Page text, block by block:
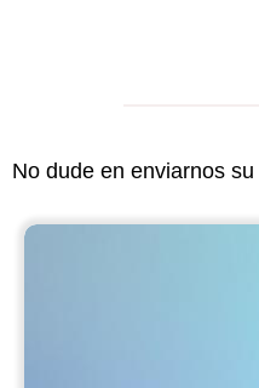
No dude en enviarnos